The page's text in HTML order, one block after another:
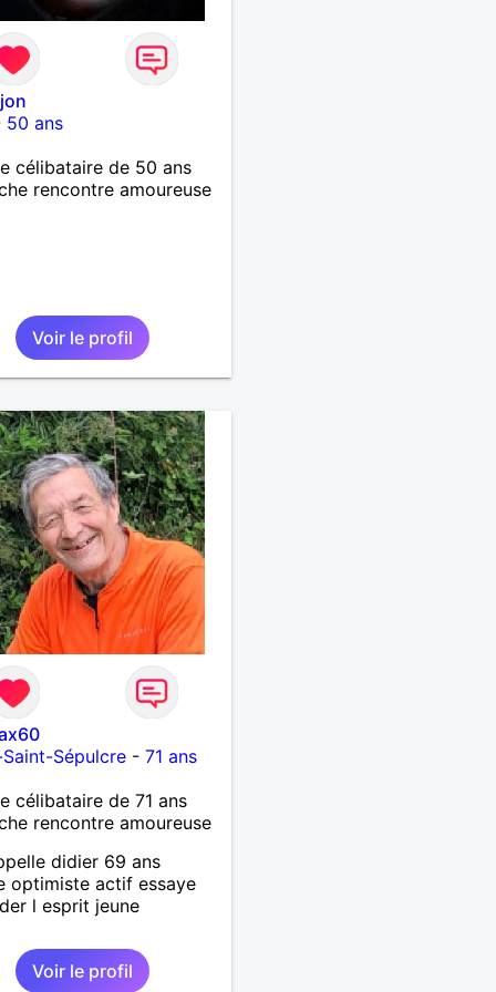
50 ans
célibataire de 50 ans
rencontre amoureuse
Voir le profil
Sépulcre -71 ans
célibataire de 71 ans
rencontre amoureuse
didier 69 ans
optimiste actif essaye
l esprit jeune
Voir le profil